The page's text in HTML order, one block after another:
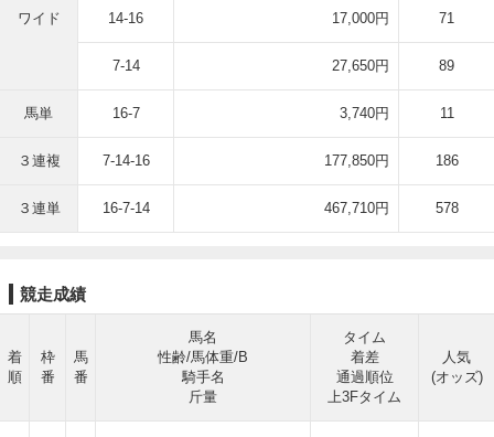
ワイド 14-16 17,000円 71
7-14 27,650円 89
馬単 16-7 3,740円 11
３連複 7-14-16 177,850円 186
３連単 16-7-14 467,710円 578
競走成績
着
順
枠
番
馬
番
馬名
性齢/馬体重/B
騎手名
斤量
タイム
着差
通過順位
上3Fタイム
人気
(オッズ)